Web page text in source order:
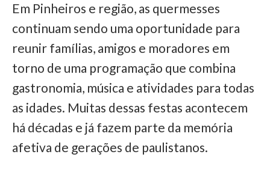
Em Pinheiros e região, as quermesses
continuam sendo uma oportunidade para
reunir famílias, amigos e moradores em
torno de uma programação que combina
gastronomia, música e atividades para todas
as idades. Muitas dessas festas acontecem
há décadas e já fazem parte da memória
afetiva de gerações de paulistanos.